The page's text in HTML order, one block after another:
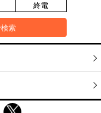
終電